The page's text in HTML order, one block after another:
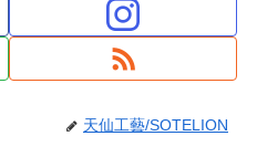
天仙工藝/SOTELION